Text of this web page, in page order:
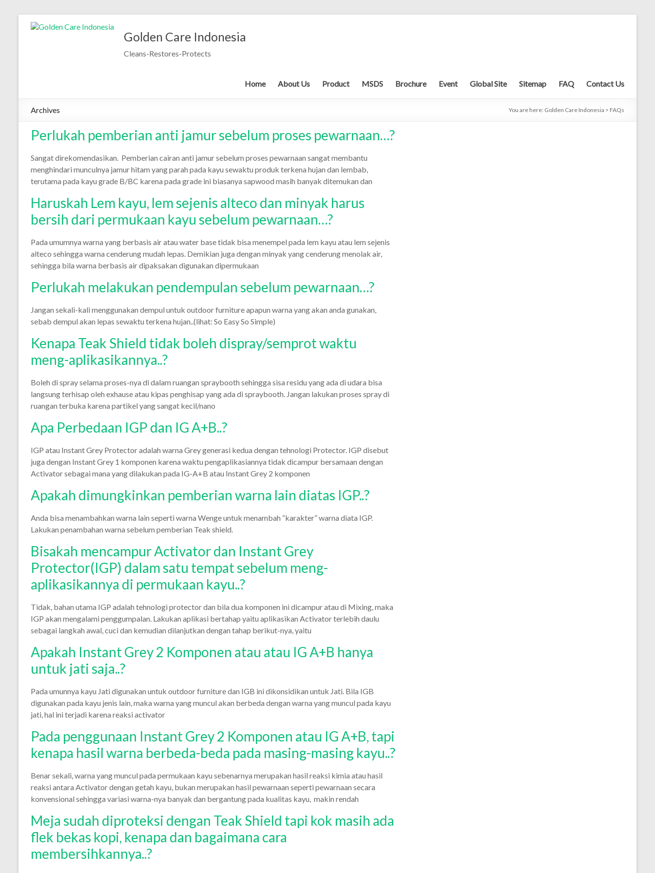
Golden Care Indonesia
Cleans-Restores-Protects
Home About Us Product MSDS Brochure Event Global Site Sitemap FAQ Contact Us
Archives You are here: Golden Care Indonesia > FAQs
Perlukah pemberian anti jamur sebelum proses pewarnaan…?
Sangat direkomendasikan. Pemberian cairan anti jamur sebelum proses pewarnaan sangat membantu
menghindari munculnya jamur hitam yang parah pada kayu sewaktu produk terkena hujan dan lembab,
terutama pada kayu grade B/BC karena pada grade ini biasanya sapwood masih banyak ditemukan dan
Haruskah Lem kayu, lem sejenis alteco dan minyak harus
bersih dari permukaan kayu sebelum pewarnaan…?
Pada umumnya warna yang berbasis air atau water base tidak bisa menempel pada lem kayu atau lem sejenis
alteco sehingga warna cenderung mudah lepas. Demikian juga dengan minyak yang cenderung menolak air,
sehingga bila warna berbasis air dipaksakan digunakan dipermukaan
Perlukah melakukan pendempulan sebelum pewarnaan…?
Jangan sekali-kali menggunakan dempul untuk outdoor furniture apapun warna yang akan anda gunakan,
sebab dempul akan lepas sewaktu terkena hujan..(lihat: So Easy So Simple)
Kenapa Teak Shield tidak boleh dispray/semprot waktu
meng-aplikasikannya..?
Boleh di spray selama proses-nya di dalam ruangan spraybooth sehingga sisa residu yang ada di udara bisa
langsung terhisap oleh exhause atau kipas penghisap yang ada di spraybooth. Jangan lakukan proses spray di
ruangan terbuka karena partikel yang sangat kecil/nano
Apa Perbedaan IGP dan IG A+B..?
IGP atau Instant Grey Protector adalah warna Grey generasi kedua dengan tehnologi Protector. IGP disebut
juga dengan Instant Grey 1 komponen karena waktu pengaplikasiannya tidak dicampur bersamaan dengan
Activator sebagai mana yang dilakukan pada IG-A+B atau Instant Grey 2 komponen
Apakah dimungkinkan pemberian warna lain diatas IGP..?
Anda bisa menambahkan warna lain seperti warna Wenge untuk menambah “karakter” warna diata IGP.
Lakukan penambahan warna sebelum pemberian Teak shield.
Bisakah mencampur Activator dan Instant Grey
Protector(IGP) dalam satu tempat sebelum meng-
aplikasikannya di permukaan kayu..?
Tidak, bahan utama IGP adalah tehnologi protector dan bila dua komponen ini dicampur atau di Mixing, maka
IGP akan mengalami penggumpalan. Lakukan aplikasi bertahap yaitu aplikasikan Activator terlebih daulu
sebagai langkah awal, cuci dan kemudian dilanjutkan dengan tahap berikut-nya, yaitu
Apakah Instant Grey 2 Komponen atau atau IG A+B hanya
untuk jati saja..?
Pada umunnya kayu Jati digunakan untuk outdoor furniture dan IGB ini dikonsidikan untuk Jati. Bila IGB
digunakan pada kayu jenis lain, maka warna yang muncul akan berbeda dengan warna yang muncul pada kayu
jati, hal ini terjadi karena reaksi activator
Pada penggunaan Instant Grey 2 Komponen atau IG A+B, tapi
kenapa hasil warna berbeda-beda pada masing-masing kayu..?
Benar sekali, warna yang muncul pada permukaan kayu sebenarnya merupakan hasil reaksi kimia atau hasil
reaksi antara Activator dengan getah kayu, bukan merupakan hasil pewarnaan seperti pewarnaan secara
konvensional sehingga variasi warna-nya banyak dan bergantung pada kualitas kayu, makin rendah
Meja sudah diproteksi dengan Teak Shield tapi kok masih ada
flek bekas kopi, kenapa dan bagaimana cara
membersihkannya..?